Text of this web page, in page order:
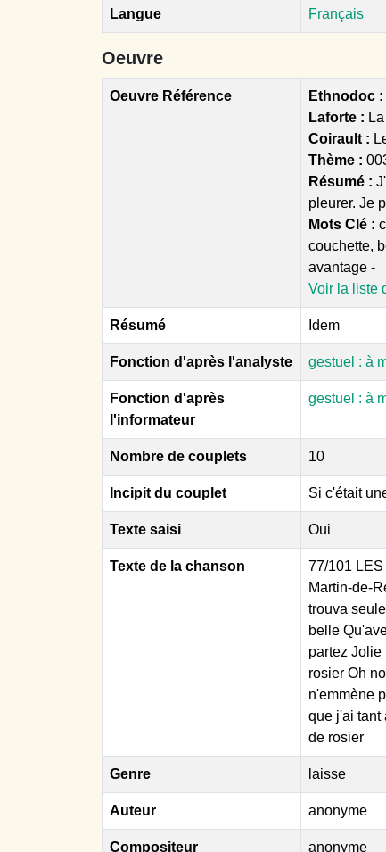
Langue Français
Oeuvre
Oeuvre Référence Ethnodoc :
Laforte :
Coirault :
Thème :
Résumé :
pleurer. Je
Mots Clé :
couchette,
avantage -
Voir la liste
Résumé Idem
Fonction d'après l'analyste gestuel : à
Fonction d'après
l'informateur
gestuel : à
Nombre de couplets 10
Incipit du couplet Si c'était
Texte saisi Oui
Texte de la chanson
77/101
Martin-de-
trouva
belle
partez Jolie
rosier Oh
n'emmène
que j'ai tant
de rosier
Genre laisse
Auteur anonyme
Compositeur anonyme